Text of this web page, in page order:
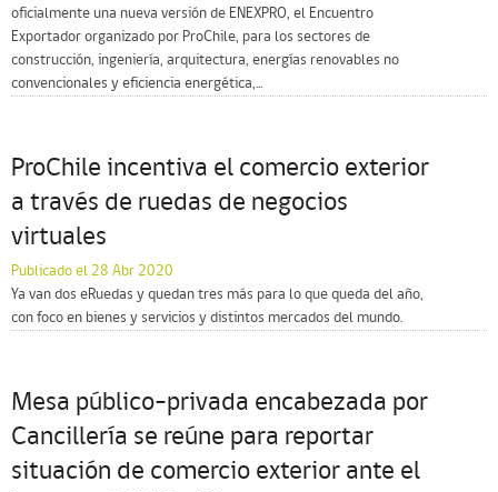
oficialmente una nueva versión de ENEXPRO, el Encuentro
Exportador organizado por ProChile, para los sectores de
construcción, ingeniería, arquitectura, energías renovables no
convencionales y eficiencia energética,...
ProChile incentiva el comercio exterior
a través de ruedas de negocios
virtuales
Publicado el 28 Abr 2020
Ya van dos eRuedas y quedan tres más para lo que queda del año,
con foco en bienes y servicios y distintos mercados del mundo.
Mesa público-privada encabezada por
Cancillería se reúne para reportar
situación de comercio exterior ante el